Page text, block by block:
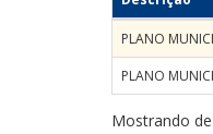
PLANO
PLANO
Mostrando